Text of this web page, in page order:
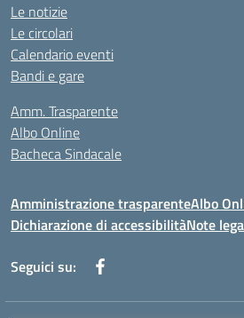
Le notizie
Le circolari
Calendario eventi
Bandi e gare
Amm. Trasparente
Albo Online
Bacheca Sindacale
Amministrazione trasparenteAlbo
Dichiarazione di accessibilitàNote
Seguici su: